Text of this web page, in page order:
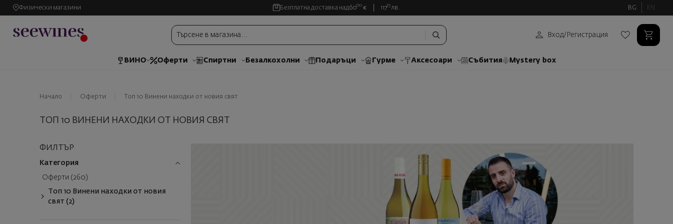
Физически магазини Безплатна доставка над6000 € 11735 лв. BG EN
Вход/ Регистрация
ВИНО Оферти Спиртни Безалкохолни Подаръци Гурме Аксесоари Събития Mystery box
Начало Оферти Топ 10 Винени находки от новия свят
ТОП 10 ВИНЕНИ НАХОДКИ ОТ НОВИЯ СВЯТ
ФИЛТЪР
Категория
Оферти (260)
Топ 10 Винени находки от новия
свят (2)